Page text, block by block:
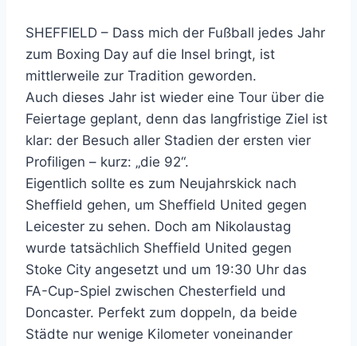
SHEFFIELD – Dass mich der Fußball jedes Jahr
zum Boxing Day auf die Insel bringt, ist
mittlerweile zur Tradition geworden.
Auch dieses Jahr ist wieder eine Tour über die
Feiertage geplant, denn das langfristige Ziel ist
klar: der Besuch aller Stadien der ersten vier
Profiligen – kurz: „die 92“.
Eigentlich sollte es zum Neujahrskick nach
Sheffield gehen, um Sheffield United gegen
Leicester zu sehen. Doch am Nikolaustag
wurde tatsächlich Sheffield United gegen
Stoke City angesetzt und um 19:30 Uhr das
FA-Cup-Spiel zwischen Chesterfield und
Doncaster. Perfekt zum doppeln, da beide
Städte nur wenige Kilometer voneinander